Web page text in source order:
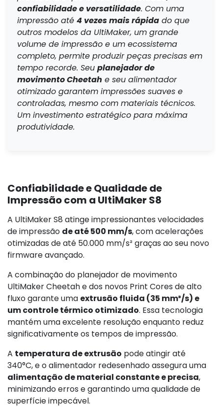
confiabilidade e versatilidade. Com uma
impressão até 4 vezes mais rápida do que
outros modelos da UltiMaker, um grande
volume de impressão e um ecossistema
completo, permite produzir peças precisas em
tempo recorde. Seu planejador de
movimento Cheetah e seu alimentador
otimizado garantem impressões suaves e
controladas, mesmo com materiais técnicos.
Um investimento estratégico para máxima
produtividade.
Confiabilidade e Qualidade de
Impressão com a UltiMaker S8
A UltiMaker S8 atinge impressionantes velocidades
de impressão de até 500 mm/s, com acelerações
otimizadas de até 50.000 mm/s² graças ao seu novo
firmware avançado.
A combinação do planejador de movimento
UltiMaker Cheetah e dos novos Print Cores de alto
fluxo garante uma extrusão fluida (35 mm³/s) e
um controle térmico otimizado. Essa tecnologia
mantém uma excelente resolução enquanto reduz
significativamente os tempos de impressão.
A temperatura de extrusão pode atingir até
340°C, e o alimentador redesenhado assegura uma
alimentação de material constante e precisa,
minimizando erros e garantindo uma qualidade de
superfície impecável.